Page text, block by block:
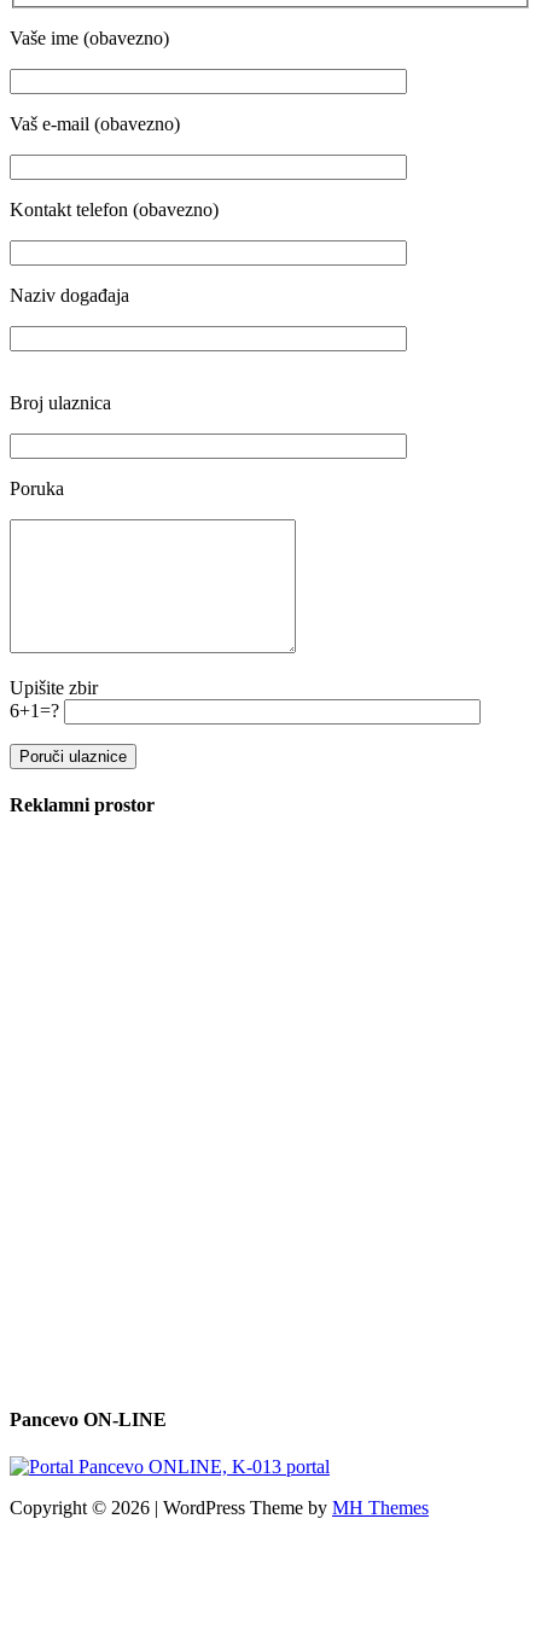
Vaše ime (obavezno)
Vaš e-mail (obavezno)
Kontakt telefon (obavezno)
Naziv događaja
Broj ulaznica
Poruka
Upišite zbir
6+1=?
Reklamni prostor
Pancevo ON-LINE
Copyright © 2026 | WordPress Theme by MH Themes